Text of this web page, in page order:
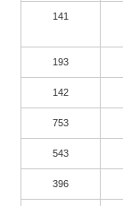
141
193
142
753
543
396